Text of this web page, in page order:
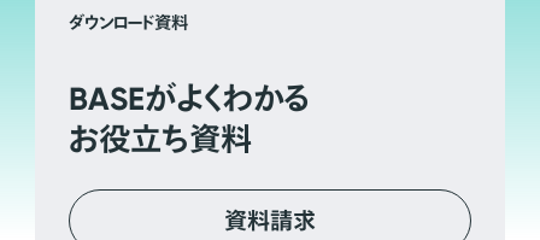
ダウンロード資料
BASEがよくわかる
お役立ち資料
資料請求